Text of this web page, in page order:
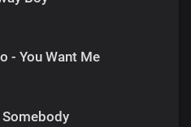
- You Want Me
Somebody